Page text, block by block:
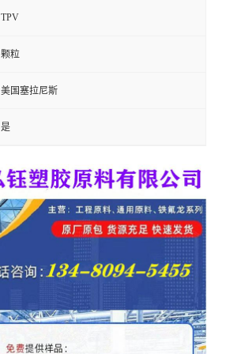
TPV
颗粒
美国塞拉尼斯
是